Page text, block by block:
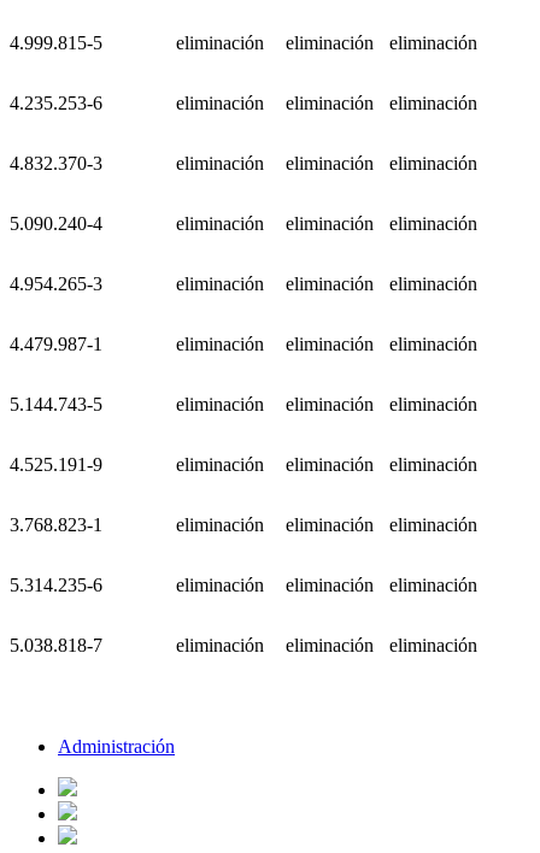
4.999.815-5 eliminación eliminación eliminación
4.235.253-6 eliminación eliminación eliminación
4.832.370-3 eliminación eliminación eliminación
5.090.240-4 eliminación eliminación eliminación
4.954.265-3 eliminación eliminación eliminación
4.479.987-1 eliminación eliminación eliminación
5.144.743-5 eliminación eliminación eliminación
4.525.191-9 eliminación eliminación eliminación
3.768.823-1 eliminación eliminación eliminación
5.314.235-6 eliminación eliminación eliminación
5.038.818-7 eliminación eliminación eliminación
Administración